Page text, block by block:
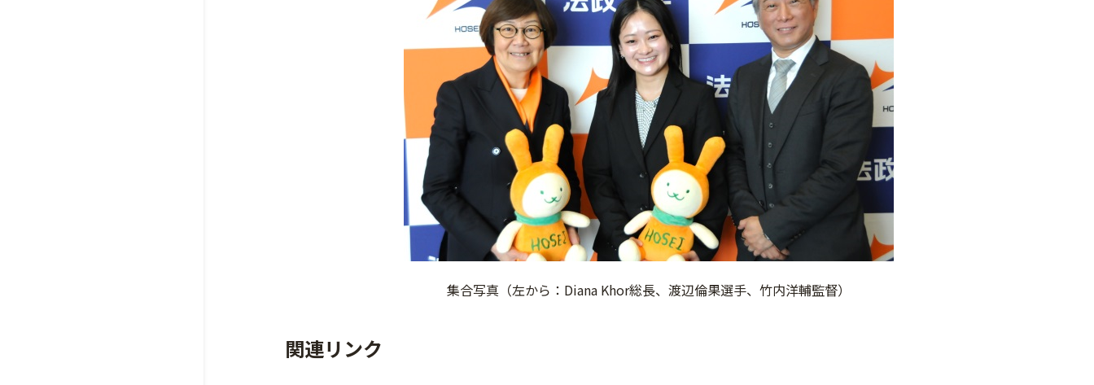
集合写真（左から：Diana Khor総長、渡辺倫果選手、竹内洋輔監督）
関連リンク